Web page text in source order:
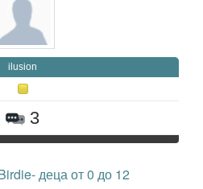
ilusion
3
деца от 0 до 12